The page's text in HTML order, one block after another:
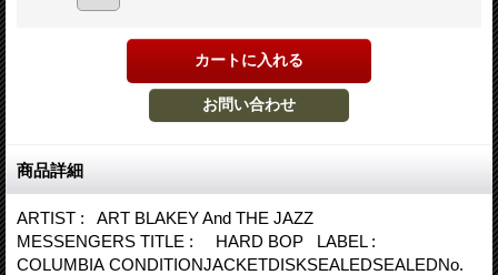
商品詳細
ARTIST : ART BLAKEY And THE JAZZ
MESSENGERS TITLE : HARD BOP LABEL :
COLUMBIA CONDITIONJACKETDISKSEALEDSEALEDNo.